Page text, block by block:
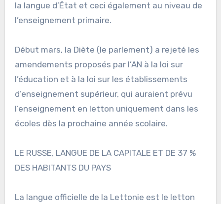
la langue d’État et ceci également au niveau de
l’enseignement primaire.
Début mars, la Diète (le parlement) a rejeté les
amendements proposés par l’AN à la loi sur
l’éducation et à la loi sur les établissements
d’enseignement supérieur, qui auraient prévu
l’enseignement en letton uniquement dans les
écoles dès la prochaine année scolaire.
LE RUSSE, LANGUE DE LA CAPITALE ET DE 37 %
DES HABITANTS DU PAYS
La langue officielle de la Lettonie est le letton